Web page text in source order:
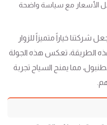
الأسعار مع سياسة واضحة
خياراً متميزاً للزوار
الطريقة، تعكس هذه الجولة
مما يمنح السياح تجربة